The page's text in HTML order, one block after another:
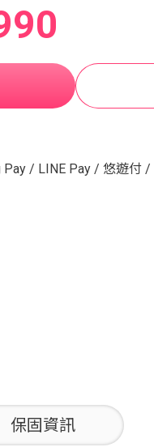
Pay / LINE Pay / 悠遊付 /
保固資訊